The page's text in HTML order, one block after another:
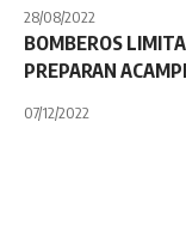
28/08/2022
BOMBEROS
PREPARAN
07/12/2022